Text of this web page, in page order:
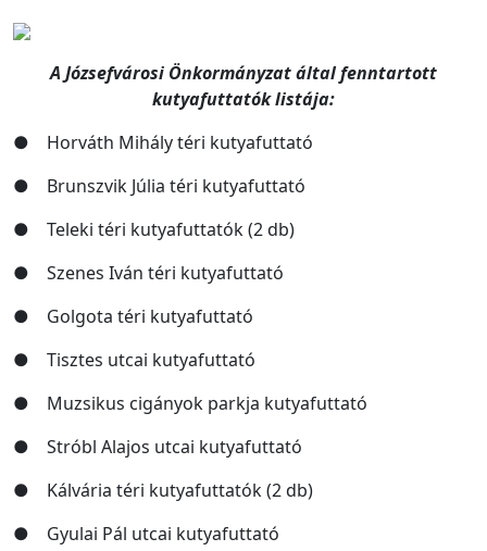
A Józsefvárosi Önkormányzat által fenntartott
kutyafuttatók listája:
● Horváth Mihály téri kutyafuttató
● Brunszvik Júlia téri kutyafuttató
● Teleki téri kutyafuttatók (2 db)
● Szenes Iván téri kutyafuttató
● Golgota téri kutyafuttató
● Tisztes utcai kutyafuttató
● Muzsikus cigányok parkja kutyafuttató
● Stróbl Alajos utcai kutyafuttató
● Kálvária téri kutyafuttatók (2 db)
● Gyulai Pál utcai kutyafuttató